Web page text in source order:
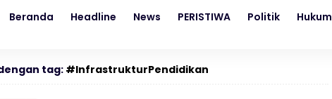
Beranda Headline News PERISTIWA Politik Hukum
tag: #InfrastrukturPendidikan